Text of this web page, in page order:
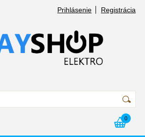
Prihlásenie Registrácia
0